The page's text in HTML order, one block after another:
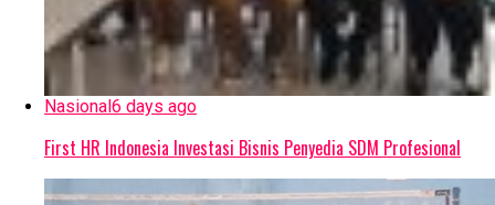
Nasional 6 days ago
First HR Indonesia Investasi Bisnis Penyedia SDM Profesional